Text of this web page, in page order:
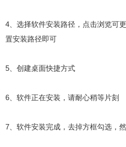
4、选择软件安装路径，点击浏览可
置安装路径即可
5、创建桌面快捷方式
6、软件正在安装，请耐心稍等片刻
7、软件安装完成，去掉方框勾选，